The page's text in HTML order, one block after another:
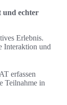
und echter
Erlebnis.
Interaktion und
erfassen
Teilnahme in